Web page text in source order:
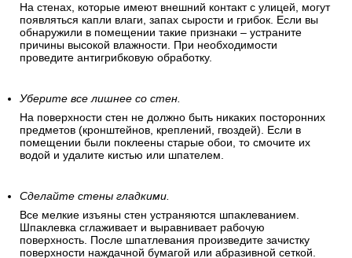
На стенах, которые имеют внешний контакт с улицей, могут
появляться капли влаги, запах сырости и грибок. Если вы
обнаружили в помещении такие признаки – устраните
причины высокой влажности. При необходимости
проведите антигрибковую обработку.
Уберите все лишнее со стен.
На поверхности стен не должно быть никаких посторонних
предметов (кронштейнов, креплений, гвоздей). Если в
помещении были поклеены старые обои, то смочите их
водой и удалите кистью или шпателем.
Сделайте стены гладкими.
Все мелкие изъяны стен устраняются шпаклеванием.
Шпаклевка сглаживает и выравнивает рабочую
поверхность. После шпатлевания произведите зачистку
поверхности наждачной бумагой или абразивной сеткой.